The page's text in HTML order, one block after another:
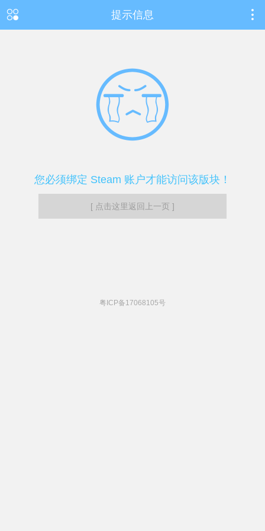
提示信息
您必须绑定 Steam 账户才能访问该版块！
[ 点击这里返回上一页 ]
粤ICP备17068105号